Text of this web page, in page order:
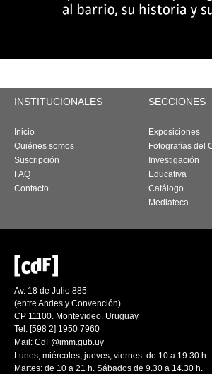
INSTITUCIONALES SECCIONES
Inicio
Quiénes somos
Suscripción
FAQ
Contacto
Exposiciones
Fotografías del
Investigación
Educativa
Catálogo
Mediateca
Av. 18 de Julio 885
(entre Andes y Convención)
CP 11100. Montevideo. Uruguay
Tel: [598 2] 1950 7960
Mail: CdF@imm.gub.uy
Lunes, miércoles, jueves, viernes: de 10 a 19.30 h.
Martes: de 10 a 21 h. Sábados de 9.30 a 14.30 h.